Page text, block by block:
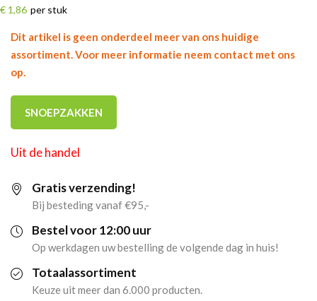
€ 1,86 per stuk
Dit artikel is geen onderdeel meer van ons huidige
assortiment. Voor meer informatie neem contact met ons
op.
SNOEPZAKKEN
Uit de handel
Gratis verzending!
Bij besteding vanaf €95,-
Bestel voor 12:00 uur
Op werkdagen uw bestelling de volgende dag in huis!
Totaalassortiment
Keuze uit meer dan 6.000 producten.